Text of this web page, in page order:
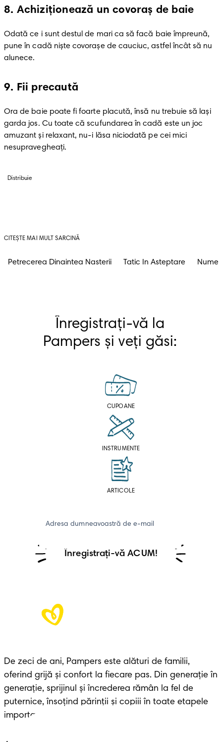
8. Achiziționează un covoraș de baie
Odată ce i sunt destul de mari ca să facă baie împreună,
pune în cadă niște covorașe de cauciuc, astfel încât să nu
alunece.
9. Fii precaută
Ora de baie poate fi foarte placută, însă nu trebuie să lași
garda jos. Cu toate că scufundarea în cadă este un joc
amuzant și relaxant, nu-i lăsa niciodată pe cei mici
nesupravegheați.
Distribuie
CITEȘTE MAI MULT SARCINĂ
Petrecerea Dinaintea Nasterii Tatic In Asteptare Nume
Înregistrați-vă la
Pampers și veți găsi:
CUPOANE
INSTRUMENTE
ARTICOLE
Adresa dumneavoastră de e-mail
Înregistrați-vă ACUM!
De zeci de ani, Pampers este alături de familii,
oferind grijă și confort la fiecare pas. Din generație în
generație, sprijinul și încrederea rămân la fel de
puternice, însoțind părinții și copiii în toate etapele
importante ale vieții.